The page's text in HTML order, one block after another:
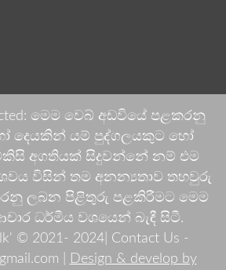
මෙම වෙබ් අඩවියේ පළකරනු
දෙයකින් යම් පුද්ගලයකුට හෝ
අගතියක් සිදුවන්නේ නම් එම
විසින් තම අනන්‍යතාව තහවුරු
ලබන පිළිතුරු පළකිරීමට මෙම
ධර්මීය වශයෙන් බැඳී සිටී.
© 2021- 2024| Contact Us -
|
Design & develop by